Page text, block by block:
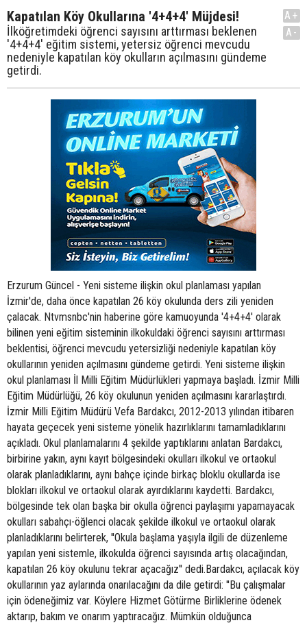
Kapatılan Köy Okullarına '4+4+4' Müjdesi!
İlköğretimdeki öğrenci sayısını arttırması beklenen
'4+4+4' eğitim sistemi, yetersiz öğrenci mevcudu
nedeniyle kapatılan köy okulların açılmasını gündeme
getirdi.
A+
A-
Erzurum Güncel - Yeni sisteme ilişkin okul planlaması yapılan
İzmir'de, daha önce kapatılan 26 köy okulunda ders zili yeniden
çalacak. Ntvmsnbc'nin haberine göre kamuoyunda '4+4+4' olarak
bilinen yeni eğitim sisteminin ilkokuldaki öğrenci sayısını arttırması
beklentisi, öğrenci mevcudu yetersizliği nedeniyle kapatılan köy
okullarının yeniden açılmasını gündeme getirdi. Yeni sisteme ilişkin
okul planlaması İl Milli Eğitim Müdürlükleri yapmaya başladı. İzmir Milli
Eğitim Müdürlüğü, 26 köy okulunun yeniden açılmasını kararlaştırdı.
İzmir Milli Eğitim Müdürü Vefa Bardakcı, 2012-2013 yılından itibaren
hayata geçecek yeni sisteme yönelik hazırlıklarını tamamladıklarını
açıkladı. Okul planlamalarını 4 şekilde yaptıklarını anlatan Bardakcı,
birbirine yakın, aynı kayıt bölgesindeki okulları ilkokul ve ortaokul
olarak planladıklarını, aynı bahçe içinde birkaç bloklu okullarda ise
blokları ilkokul ve ortaokul olarak ayırdıklarını kaydetti. Bardakcı,
bölgesinde tek olan başka bir okulla öğrenci paylaşımı yapamayacak
okulları sabahçı-öğlenci olacak şekilde ilkokul ve ortaokul olarak
planladıklarını belirterek, ''Okula başlama yaşıyla ilgili de düzenleme
yapılan yeni sistemle, ilkokulda öğrenci sayısında artış olacağından,
kapatılan 26 köy okulunu tekrar açacağız'' dedi.Bardakcı, açılacak köy
okullarının yaz aylarında onarılacağını da dile getirdi: ''Bu çalışmalar
için ödeneğimiz var. Köylere Hizmet Götürme Birliklerine ödenek
aktarıp, bakım ve onarım yaptıracağız. Mümkün olduğunca